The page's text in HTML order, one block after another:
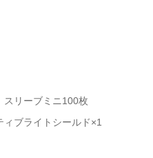
リーブミニ100枚
ブライトシールド×1